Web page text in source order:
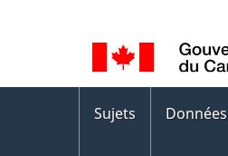
de
la
langue
des
Sujets Données